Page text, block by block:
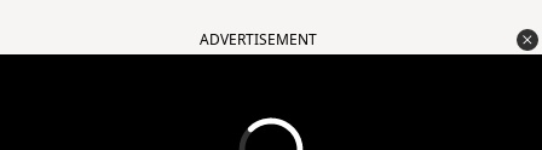
ADVERTISEMENT